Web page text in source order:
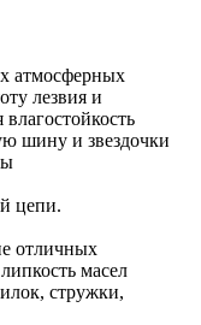
атмосферных
лезвия и
шину и звездочки
цепи.
отличных
масел
стружки,